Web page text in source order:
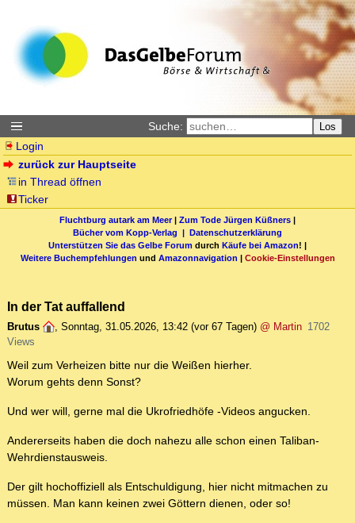
Suche: Los
Login
zurück zur Hauptseite
in Thread öffnen
Ticker
Fluchtburg autark am Meer| Zum Tode Jürgen Küßners |
Bücher vom Kopp-Verlag | Datenschutzerklärung
Unterstützen Sie das Gelbe Forum durch Käufe bei Amazon! |
Weitere Buchempfehlungen und Amazonnavigation | Cookie-Einstellungen
In der Tat auffallend
Brutus , Sonntag, 31.05.2026, 13:42 (vor 67 Tagen) @ Martin 1702
Views
Weil zum Verheizen bitte nur die Weißen hierher.
Worum gehts denn Sonst?
Und wer will, gerne mal die Ukrofriedhöfe -Videos angucken.
Andererseits haben die doch nahezu alle schon einen Taliban-
Wehrdienstausweis.
Der gilt hochoffiziell als Entschuldigung, hier nicht mitmachen zu
müssen. Man kann keinen zwei Göttern dienen, oder so!